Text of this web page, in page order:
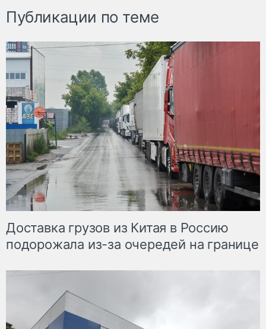
Публикации по теме
Доставка грузов из Китая в Россию
подорожала из-за очередей на границе